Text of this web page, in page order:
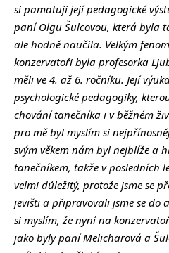
si pamatuji její pedagogické
paní Olgu Šulcovou, která byla
ale hodně naučila. Velkým
konzervatoři byla profesorka
měli ve 4. až 6. ročníku. Její
psychologické pedagogiky,
chování tanečníka i v běžném
pro mě byl myslím si
svým věkem nám byl nejblíže a
tanečníkem, takže v posledních
velmi důležitý, protože jsme se
jevišti a připravovali jsme se do
si myslím, že nyní na
jako byly paní Melicharová a